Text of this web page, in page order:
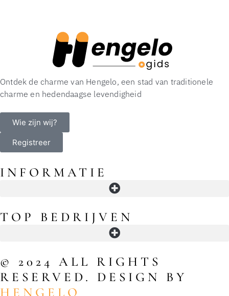
Ontdek de charme van Hengelo, een stad van traditionele
charme en hedendaagse levendigheid
Wie zijn wij?
Registreer
INFORMATIE
TOP BEDRIJVEN
© 2024 ALL RIGHTS
RESERVED. DESIGN BY
HENGELO